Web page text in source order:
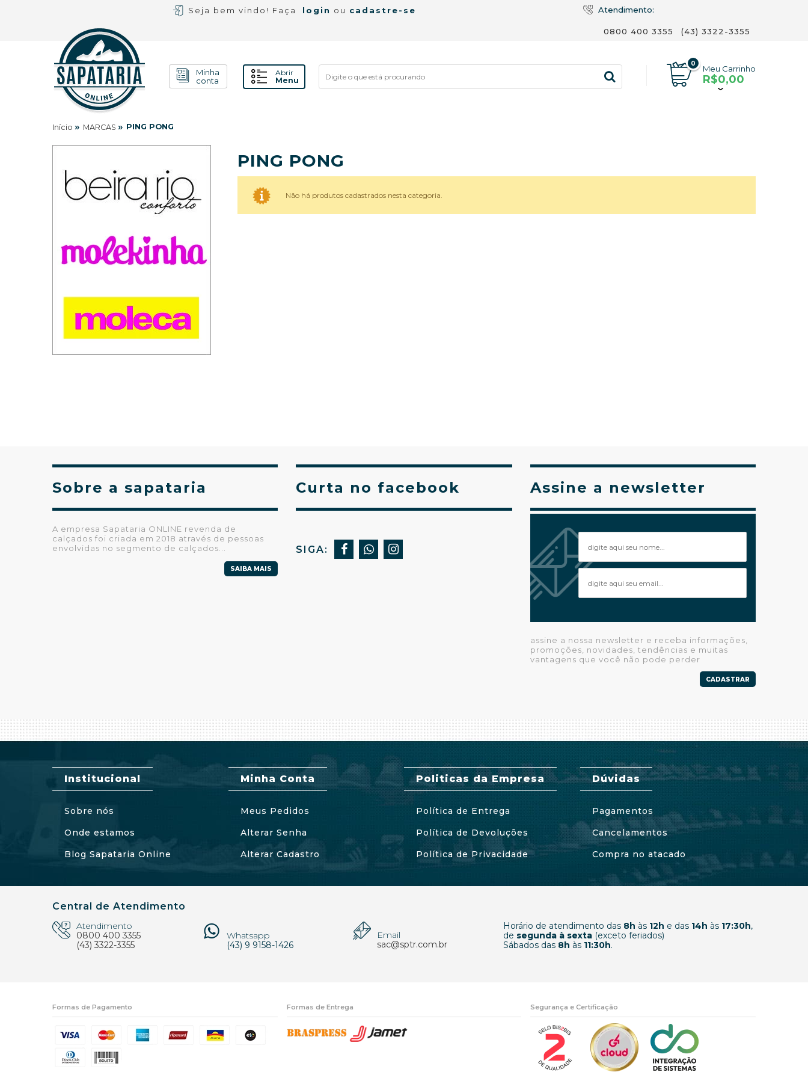
Seja bem vindo! Faça login ou cadastre-se Atendimento:
0800 400 3355 (43) 3322-3355
Minha
conta
Abrir
Menu
0
Meu Carrinho
R$0,00
Início » MARCAS » PING PONG
PING PONG
Não há produtos cadastrados nesta categoria.
Sobre a sapataria
A empresa Sapataria ONLINE revenda de
calçados foi criada em 2018 através de pessoas
envolvidas no segmento de calçados...
SAIBA MAIS
Curta no facebook
SIGA:
Assine a newsletter
assine a nossa newsletter e receba informações,
promoções, novidades, tendências e muitas
vantagens que você não pode perder
CADASTRAR
Institucional
Sobre nós
Onde estamos
Blog Sapataria Online
Minha Conta
Meus Pedidos
Alterar Senha
Alterar Cadastro
Politicas da Empresa
Política de Entrega
Política de Devoluções
Política de Privacidade
Dúvidas
Pagamentos
Cancelamentos
Compra no atacado
Central de Atendimento
Atendimento
0800 400 3355
(43) 3322-3355
Whatsapp
(43) 9 9158-1426
Email
sac@sptr.com.br
Horário de atendimento das 8h às 12h e das 14h às 17:30h,
de segunda à sexta (exceto feriados)
Sábados das 8h às 11:30h.
Formas de Pagamento Formas de Entrega Segurança e Certificação